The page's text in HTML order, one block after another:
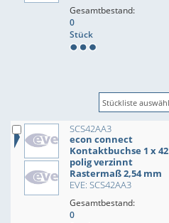
Gesamtbestand:
0
Stück
SCS42AA3
econ connect
Kontaktbuchse 1 x 42
polig verzinnt
Rastermaß 2,54 mm
EVE: SCS42AA3
Gesamtbestand:
0